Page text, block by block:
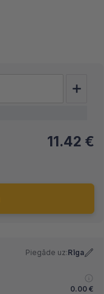
11.42 €
Piegāde uz:Rīga
0.00 €